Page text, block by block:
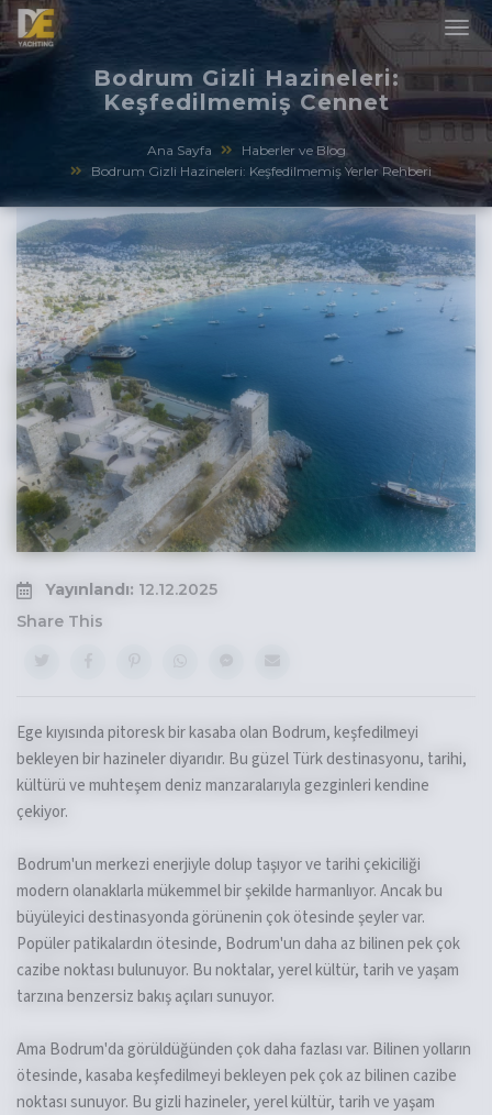
Bodrum Gizli Hazineleri:
Keşfedilmemiş Cennet
Ana Sayfa
Haberler ve Blog
Bodrum Gizli Hazineleri: Keşfedilmemiş Yerler Rehberi
Yayınlandı: 12.12.2025
Share This
Ege kıyısında pitoresk bir kasaba olan Bodrum, keşfedilmeyi
bekleyen bir hazineler diyarıdır. Bu güzel Türk destinasyonu, tarihi,
kültürü ve muhteşem deniz manzaralarıyla gezginleri kendine
çekiyor.
Bodrum'un merkezi enerjiyle dolup taşıyor ve tarihi çekiciliği
modern olanaklarla mükemmel bir şekilde harmanlıyor. Ancak bu
büyüleyici destinasyonda görünenin çok ötesinde şeyler var.
Popüler patikalardın ötesinde, Bodrum'un daha az bilinen pek çok
cazibe noktası bulunuyor. Bu noktalar, yerel kültür, tarih ve yaşam
tarzına benzersiz bakış açıları sunuyor.
Ama Bodrum'da görüldüğünden çok daha fazlası var. Bilinen yolların
ötesinde, kasaba keşfedilmeyi bekleyen pek çok az bilinen cazibe
noktası sunuyor. Bu gizli hazineler, yerel kültür, tarih ve yaşam